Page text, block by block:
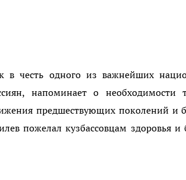
в честь одного из важнейших
напоминает о необходимости
предшествующих поколений и
пожелал кузбассовцам здоровья и